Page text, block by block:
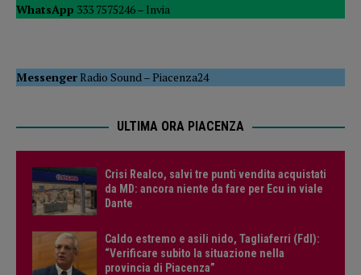
WhatsApp 333 7575246 – Invia
MessengerRadio Sound –Piacenza24
ULTIMA ORA PIACENZA
Crisi Realco, salvi tre punti vendita acquistati
da MD: ancora niente da fare per Ecu in viale
Dante
Caldo estremo e asili nido, Tagliaferri (FdI):
“Verificare subito la situazione nella
provincia di Piacenza”